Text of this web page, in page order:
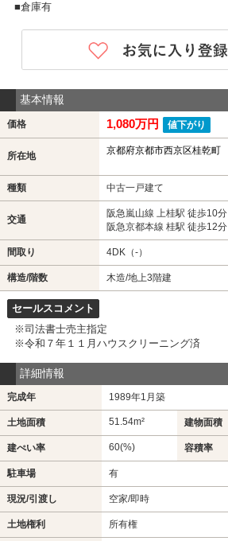
■倉庫有
基本情報
価格 1,080万円 値下がり
所在地 京都府京都市西京区桂乾町
種類 中古一戸建て
交通
阪急嵐山線 上桂駅 徒歩10分
阪急京都本線 桂駅 徒歩12分
間取り 4DK（-）
構造/階数 木造/地上3階建
セールスコメント
※司法書士売主指定
※令和７年１１月ハウスクリーニング済
詳細情報
完成年 1989年1月築
土地面積 51.54m² 建物面積
建ぺい率 60(%) 容積率
駐車場 有
現況/引渡し 空家/即時
土地権利 所有権